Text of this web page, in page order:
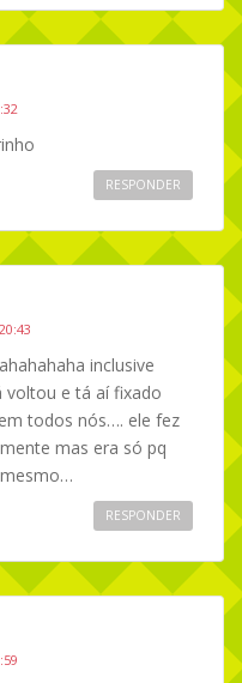
RESPONDER
inclusive
voltou e tá aí fixado
todos nós…. ele fez
mas era só pq
RESPONDER